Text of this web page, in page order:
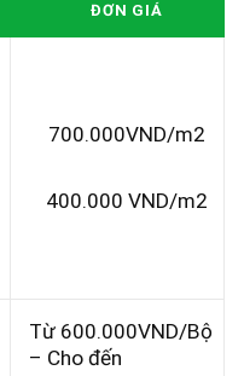
ĐƠN GIÁ
700.000VND/m2
400.000 VND/m2
Từ 600.000VND/Bộ
– Cho đến